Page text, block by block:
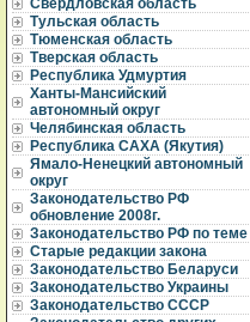
Свердловская область
Тульская область
Тюменская область
Тверская область
Республика Удмуртия
Ханты-Мансийский
автономный округ
Челябинская область
Республика САХА (Якутия)
Ямало-Ненецкий автономный
округ
Законодательство РФ
обновление 2008г.
Законодательство РФ по теме
Старые редакции закона
Законодательство Беларуси
Законодательство Украины
Законодательство СССР